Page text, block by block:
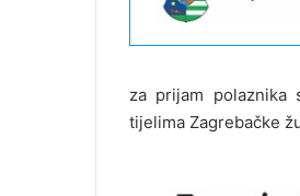
za prijam polaznika
tijelima Zagrebačke